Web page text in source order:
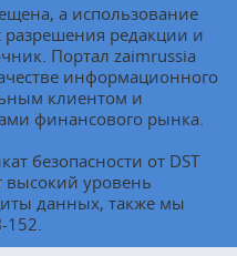
а использование
редакции и
Портал zaimrussia
информационного
клиентом и
финансового рынка.
безопасности от DST
высокий уровень
данных, также мы
152.